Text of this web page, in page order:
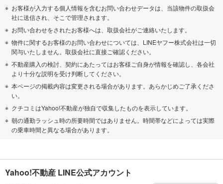
お客様が入力する個人情報を含むお問い合わせデータは、当該物件の取扱会
社に送信され、そこで管理されます。
お問い合わせをされたお客様へは、取扱会社がご連絡いたします。
物件に関するお客様のお問い合わせについては、LINEヤフー株式会社は一切
関与いたしません。取扱会社に直接ご確認ください。
不動産購入の検討、契約にあたってはお客様ご自身が情報を確認し、各会社
より十分な説明を受け判断してください。
本ページの掲載内容は変更される場合があります。あらかじめご了承くださ
い。
クチコミはYahoo!不動産が独自で収集したものを表示しています。
朝の通勤ラッシュ時の所要時間ではありません。時間帯などによっては実際
の乗車時間と異なる場合があります。
Yahoo!不動産 LINE公式アカウント